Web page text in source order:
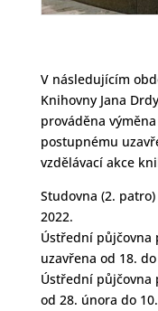
V následujícím
Knihovny Jana
prováděna
postupnému
vzdělávací akce
Studovna (2.
2022.
Ústřední půjčovna
uzavřena od 18.
Ústřední půjčovna
od 28. února do